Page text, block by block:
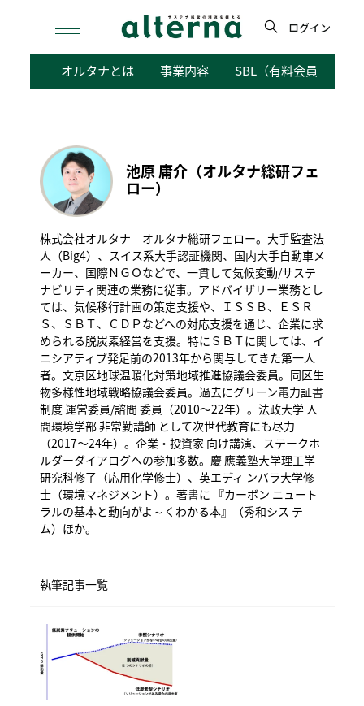
検
ログイン
オルタナとは 事業内容 SBL（有料会員向けサ
池原 庸介（オルタナ総研フェ
ロー）
株式会社オルタナ オルタナ総研フェロー。大手監査法
人（Big4）、スイス系大手認証機関、国内大手自動車メ
ーカー、国際ＮＧＯなどで、一貫して気候変動/サステ
ナビリティ関連の業務に従事。アドバイザリー業務とし
ては、気候移行計画の策定支援や、ＩＳＳＢ、ＥＳＲ
Ｓ、ＳＢＴ、ＣＤＰなどへの対応支援を通じ、企業に求
められる脱炭素経営を支援。特にＳＢＴに関しては、イ
ニシアティブ発足前の2013年から関与してきた第一人
者。文京区地球温暖化対策地域推進協議会委員。同区生
物多様性地域戦略協議会委員。過去にグリーン電力証書
制度 運営委員/諮問 委員（2010〜22年）。法政大学 人
間環境学部 非常勤講師 として次世代教育にも尽力
（2017〜24年）。企業・投資家 向け講演、ステークホ
ルダーダイアログへの参加多数。慶 應義塾大学理工学
研究科修了（応用化学修士）、英エディ ンバラ大学修
士（環境マネジメント）。著書に 『カーボン ニュート
ラルの基本と動向がよ～くわかる本』（秀和シス テ
ム）ほか。
執筆記事一覧